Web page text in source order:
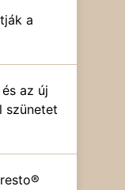
a
az új
szünetet